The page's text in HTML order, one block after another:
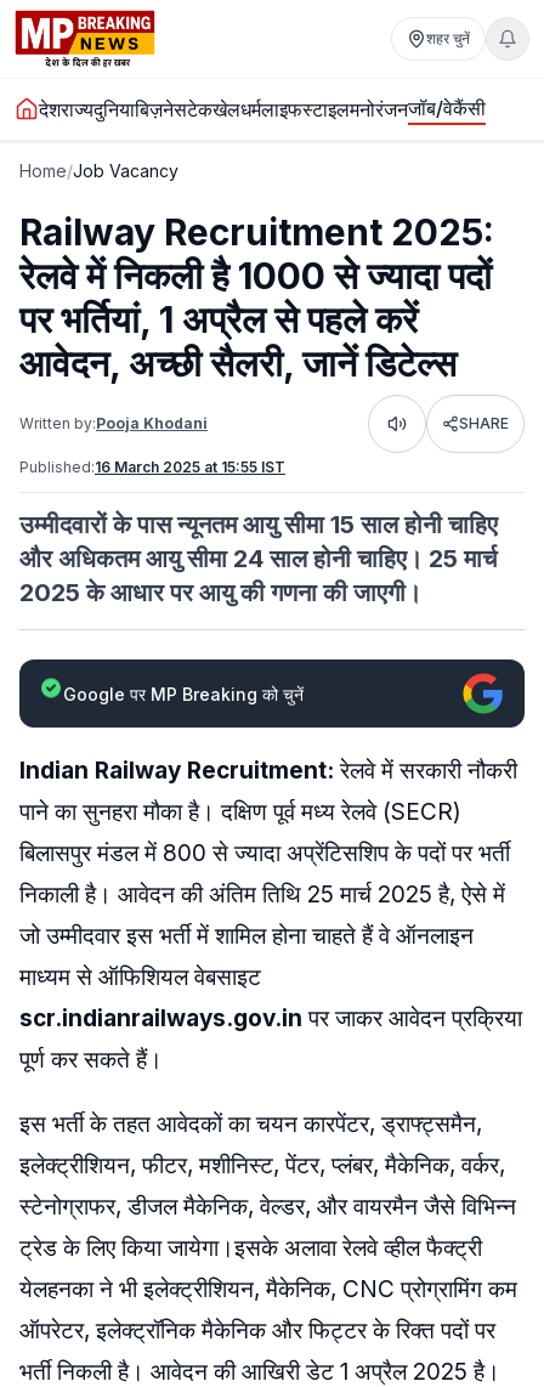
शहर चुनें
देशराज्यदुनियाबिज़नेसटेकखेलधर्मलाइफस्टाइलमनोरंजनजॉब/वेकैंसी
Home/Job Vacancy
Railway Recruitment 2025:
रेलवे में निकली है 1000 से ज्यादा पदों
पर भर्तियां, 1 अप्रैल से पहले करें
आवेदन, अच्छी सैलरी, जानें डिटेल्स
Written by:Pooja Khodani Listen SHARE
Published:16 March 2025 at 15:55 IST
उम्मीदवारों के पास न्यूनतम आयु सीमा 15 साल होनी चाहिए
और अधिकतम आयु सीमा 24 साल होनी चाहिए। 25 मार्च
2025 के आधार पर आयु की गणना की जाएगी।
Google पर MP Breaking को चुनें
Indian Railway Recruitment: रेलवे में सरकारी नौकरी
पाने का सुनहरा मौका है। दक्षिण पूर्व मध्य रेलवे (SECR)
बिलासपुर मंडल में 800 से ज्यादा अप्रेंटिसशिप के पदों पर भर्ती
निकाली है। आवेदन की अंतिम तिथि 25 मार्च 2025 है, ऐसे में
जो उम्मीदवार इस भर्ती में शामिल होना चाहते हैं वे ऑनलाइन
माध्यम से ऑफिशियल वेबसाइट
scr.indianrailways.gov.in पर जाकर आवेदन प्रक्रिया
पूर्ण कर सकते हैं।
इस भर्ती के तहत आवेदकों का चयन कारपेंटर, ड्राफ्ट्समैन,
इलेक्ट्रीशियन, फीटर, मशीनिस्ट, पेंटर, प्लंबर, मैकेनिक, वर्कर,
स्टेनोग्राफर, डीजल मैकेनिक, वेल्डर, और वायरमैन जैसे विभिन्न
ट्रेड के लिए किया जायेगा।इसके अलावा रेलवे व्हील फैक्ट्री
येलहनका ने भी इलेक्ट्रीशियन, मैकेनिक, CNC प्रोग्रामिंग कम
ऑपरेटर, इलेक्ट्रॉनिक मैकेनिक और फिट्टर के रिक्त पदों पर
भर्ती निकली है। आवेदन की आखिरी डेट 1 अप्रैल 2025 है।